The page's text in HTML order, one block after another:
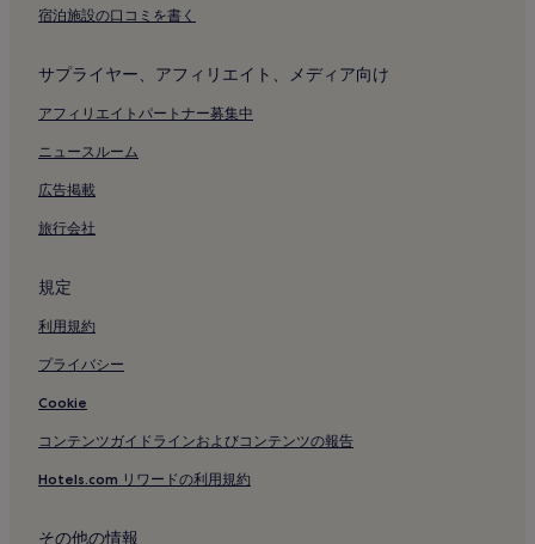
地下鉄ランツァ駅付近のホテル
地下鉄モンテナポレオーネ駅付近のホテル
モンテナポレオーネ通り ファッション地区近くのおしゃれなホ
テル
ヴィットリア神殿付近のホテル
トリノ通りのアパートメント
宿泊施設の口コミを書く
サプライヤー、アフィリエイト、メディア向け
アフィリエイトパートナー募集中
ニュースルーム
広告掲載
旅行会社
規定
利用規約
プライバシー
Cookie
コンテンツガイドラインおよびコンテンツの報告
Hotels.com リワードの利用規約
その他の情報